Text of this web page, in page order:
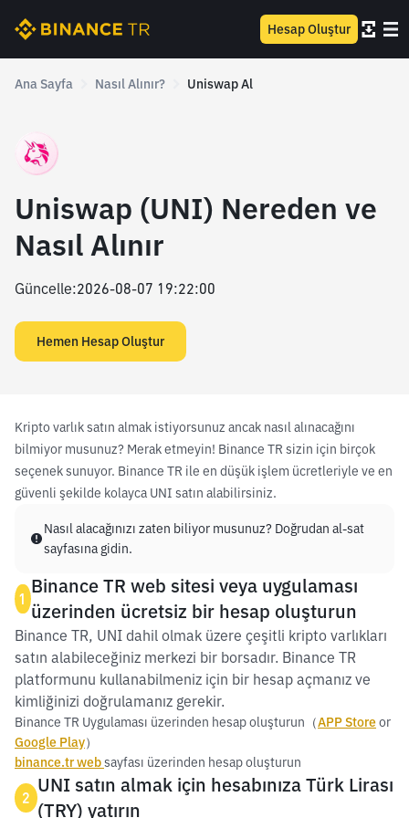
Hesap Oluştur
Ana Sayfa Nasıl Alınır? Uniswap Al
Uniswap (UNI) Nereden ve
Nasıl Alınır
Güncelle:2026-08-07 19:22:00
Hemen Hesap Oluştur
Kripto varlık satın almak istiyorsunuz ancak nasıl alınacağını
bilmiyor musunuz? Merak etmeyin! Binance TR sizin için birçok
seçenek sunuyor. Binance TR ile en düşük işlem ücretleriyle ve en
güvenli şekilde kolayca UNI satın alabilirsiniz.
Nasıl alacağınızı zaten biliyor musunuz? Doğrudan al-sat
sayfasına gidin.
1
Binance TR web sitesi veya uygulaması
üzerinden ücretsiz bir hesap oluşturun
Binance TR, UNI dahil olmak üzere çeşitli kripto varlıkları
satın alabileceğiniz merkezi bir borsadır. Binance TR
platformunu kullanabilmeniz için bir hesap açmanız ve
kimliğinizi doğrulamanız gerekir.
Binance TR Uygulaması üzerinden hesap oluşturun（APP Storeor
Google Play）
binance.tr websayfası üzerinden hesap oluşturun
2
UNI satın almak için hesabınıza Türk Lirası
(TRY) yatırın